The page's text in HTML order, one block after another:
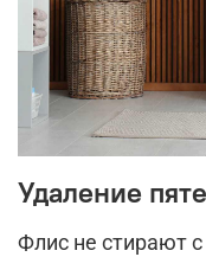
Удаление
Флис не стирают